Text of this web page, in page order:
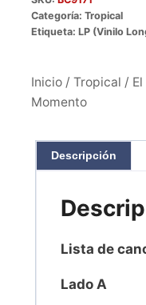
Categoría: Tropical
Etiqueta: LP (Vinilo
Inicio / Tropical /
Momento
Descripción
Lista de
Lado A